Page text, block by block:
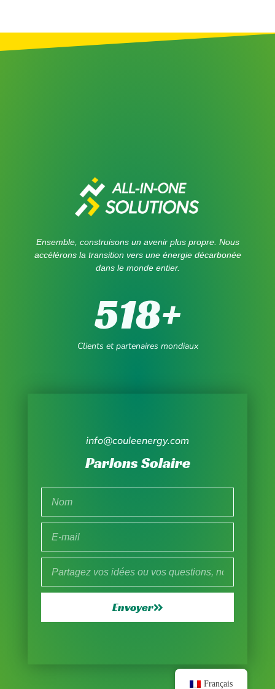
Ensemble, construisons un avenir plus propre. Nous
accélérons la transition vers une énergie décarbonée
dans le monde entier.
Clients et partenaires mondiaux
518+
info@couleenergy.com
Parlons Solaire
Envoyer
Français